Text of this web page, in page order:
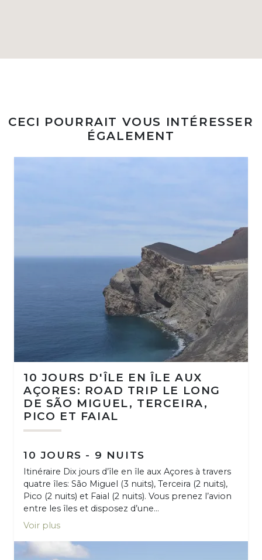
CECI POURRAIT VOUS INTÉRESSER
ÉGALEMENT
10 JOURS D'ÎLE EN ÎLE AUX
AÇORES: ROAD TRIP LE LONG
DE SÃO MIGUEL, TERCEIRA,
PICO ET FAIAL
10 JOURS - 9 NUITS
Itinéraire Dix jours d’île en île aux Açores à travers
quatre îles: São Miguel (3 nuits), Terceira (2 nuits),
Pico (2 nuits) et Faial (2 nuits). Vous prenez l’avion
entre les îles et disposez d’une...
Voir plus